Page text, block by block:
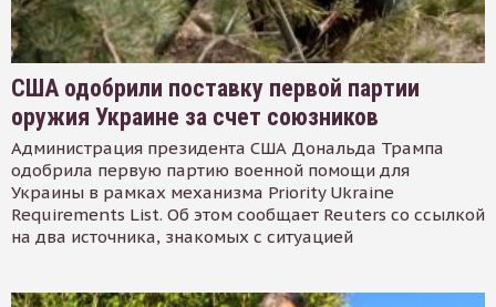
США одобрили поставку первой партии
оружия Украине за счет союзников
Администрация президента США Дональда Трампа
одобрила первую партию военной помощи для
Украины в рамках механизма Priority Ukraine
Requirements List. Об этом сообщает Reuters со ссылкой
на два источника, знакомых с ситуацией